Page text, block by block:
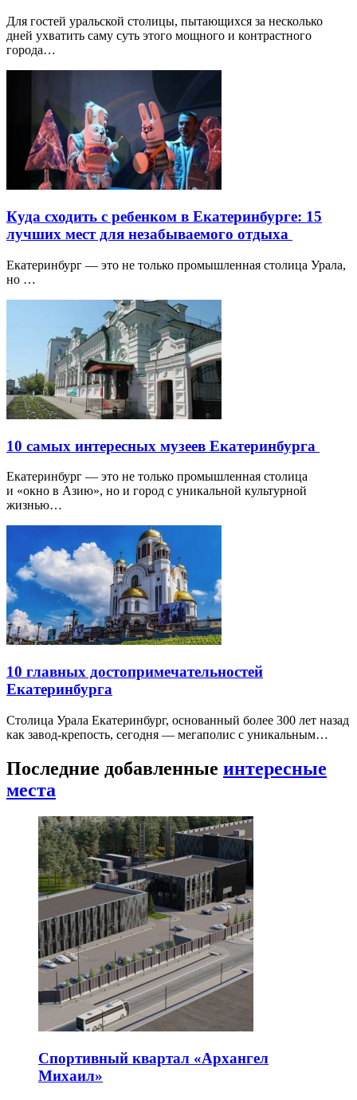
Для гостей уральской столицы, пытающихся за несколько
дней ухватить саму суть этого мощного и контрастного
города…
Куда сходить с ребенком в Екатеринбурге: 15
лучших мест для незабываемого отдыха
Екатеринбург — это не только промышленная столица Урала,
но …
10 самых интересных музеев Екатеринбурга
Екатеринбург — это не только промышленная столица
и «окно в Азию», но и город с уникальной культурной
жизнью…
10 главных достопримечательностей
Екатеринбурга
Столица Урала Екатеринбург, основанный более 300 лет назад
как завод-крепость, сегодня — мегаполис с уникальным…
Последние добавленные интересные
места
Спортивный квартал «Архангел
Михаил»